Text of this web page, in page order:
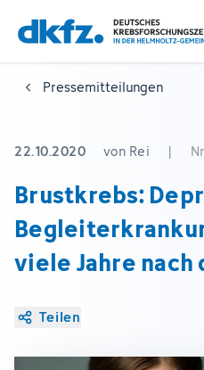
Zum
Hauptinhalt
springen
Zur
Fußzeile
springen
Pressemitteilungen
22.10.2020 von Rei |
Brustkrebs:
viele Jahre nach
Teilen